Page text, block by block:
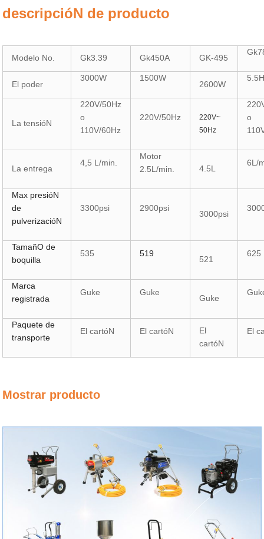
descripcióN de producto
Modelo No. Gk3.39 Gk450A GK-495
El poder
3000W 1500W
2600W
La tensióN
220V/50Hz
o
110V/60Hz
220V/50Hz
220V~
50Hz
o
La entrega
4,5 L/min.
Motor
2.5L/min.
4.5L
6L/
Max presióN
de
pulverizacióN
3300psi 2900psi
3000psi
TamañO de
boquilla
535 519
521
625
Marca
registrada
Guke Guke
Guke
Paquete de
transporte
El cartóN El cartóN
El
cartóN
El
Mostrar producto